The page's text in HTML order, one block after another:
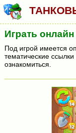
Играть
Под игрой имеется
тематические
ознакомиться.